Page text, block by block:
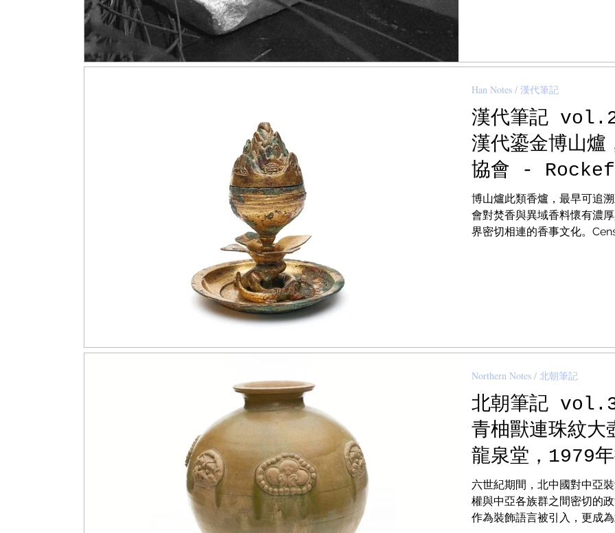
Buddism Notes / 佛像筆記 Sancai Notes / 三彩筆記 Teabowl Notes / 茶碗筆記 Monk Notes / 高僧筆記
Scholar Notes / 學者筆記
漢代筆記
漢代鎏金博山爐
協會 -
Han
in the
(Boshanlu),
博山爐此類香爐，最早可追
會對焚香與異域香料懷有濃
界密切相連的香事文化。
Han Notes / 漢代筆記
北朝筆記
青柚獸連珠紋大
龍泉堂，1979
Rockefeller
Northern Qi
Medallion
六世紀期間，北中國對中亞
權與中亞各族群之間密切的
作為裝飾語言被引入，更成
Northern Notes / 北朝筆記